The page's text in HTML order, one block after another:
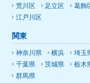
荒川区
足立区
葛飾
江戸川区
関東
神奈川県 横浜
埼玉
千葉県
茨城県
栃木
群馬県